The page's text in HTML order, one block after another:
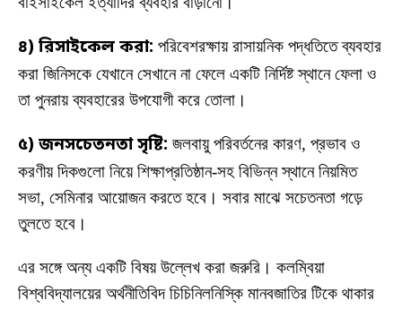
৪) রিসাইকেল করা: পরিবেশরক্ষায় রাসায়নিক পদ্ধতিতে ব্যবহার
করা জিনিসকে যেখানে সেখানে না ফেলে একটি নির্দিষ্ট স্থানে ফেলা ও
তা পুনরায় ব্যবহারের উপযোগী করে তোলা।
৫) জনসচেতনতা সৃষ্টি: জলবায়ু পরিবর্তনের কারণ, প্রভাব ও
করণীয় দিকগুলো নিয়ে শিক্ষাপ্রতিষ্ঠান-সহ বিভিন্ন স্থানে নিয়মিত
সভা, সেমিনার আয়োজন করতে হবে। সবার মাঝে সচেতনতা গড়ে
তুলতে হবে।
এর সঙ্গে অন্য একটি বিষয় উল্লেখ করা জরুরি। কলম্বিয়া
বিশ্ববিদ্যালয়ের অর্থনীতিবিদ চিচিনিলনিস্কি মানবজাতির টিকে থাকার